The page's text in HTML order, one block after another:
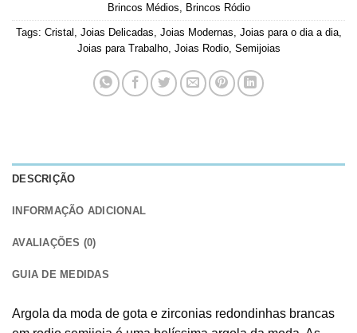
Brincos Médios
Brincos Ródio
Tags: Cristal Joias Delicadas Joias Modernas Joias para o dia a dia,
Joias para Trabalho, Joias Rodio, Semijoias
DESCRIÇÃO
INFORMAÇÃO ADICIONAL
AVALIAÇÕES (0)
GUIA DE MEDIDAS
Argola da moda de gota e zirconias redondinhas brancas